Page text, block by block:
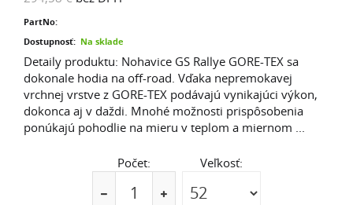
PartNo:
Dostupnosť: Na sklade
Detaily produktu: Nohavice GS Rallye GORE-TEX sa
dokonale hodia na off-road. Vďaka nepremokavej
vrchnej vrstve z GORE-TEX podávajú vynikajúci výkon,
dokonca aj v daždi. Mnohé možnosti prispôsobenia
ponúkajú pohodlie na mieru v teplom a miernom ...
Počet: Veľkosť: